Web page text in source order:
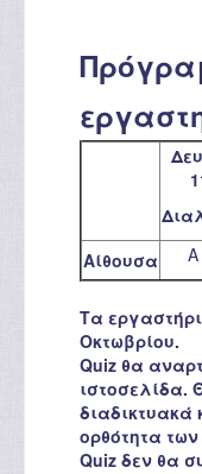
Αίθουσα
Α
Τα
Οκτωβρίου.
Quiz θα
ιστοσελίδα.
διαδικτυακά
ορθότητα
Quiz δεν θα